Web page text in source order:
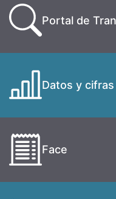
Portal de
Datos y cifras
Face